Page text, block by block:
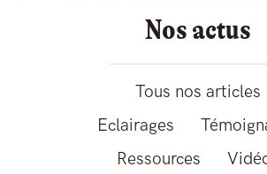
Nos actus
Tous nos articles
Eclairages
Ressources